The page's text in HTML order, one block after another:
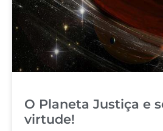
O Planeta Justiça e
virtude!